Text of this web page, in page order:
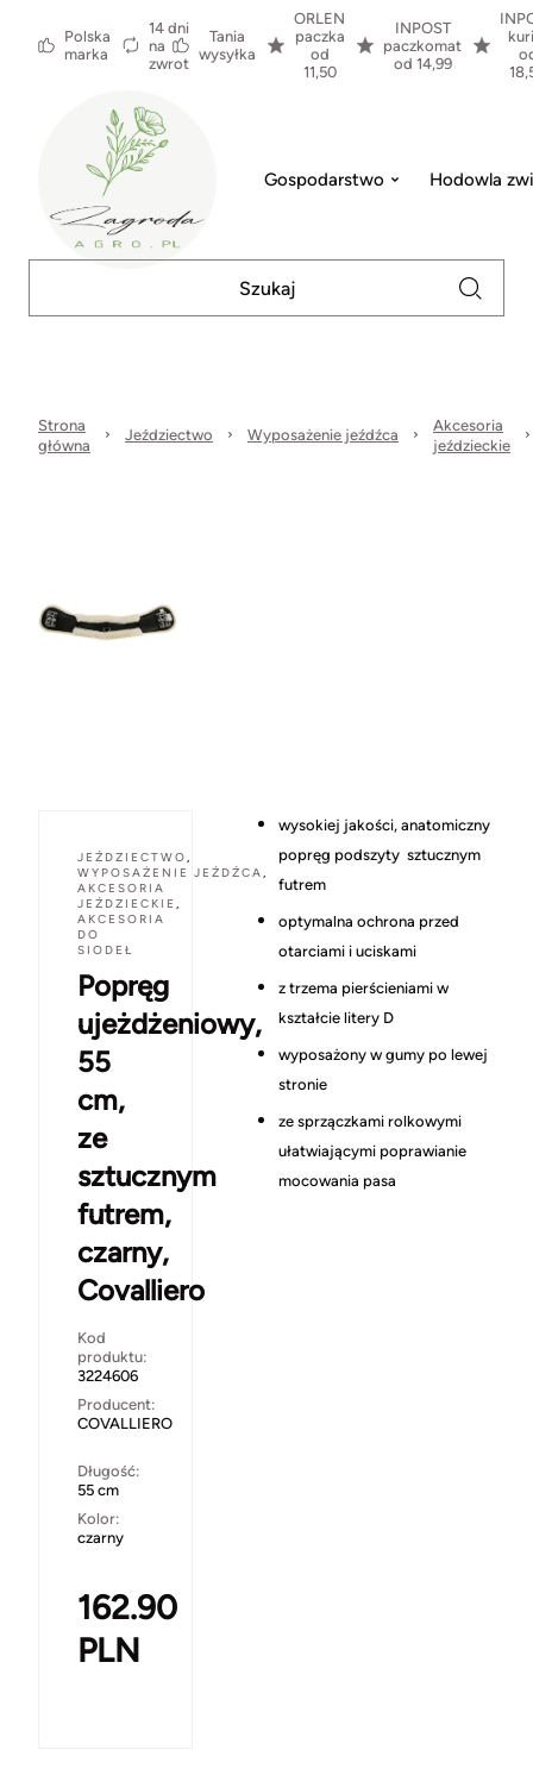
Polska
marka
14 dni
na
zwrot
Tania
wysyłka
ORLEN
paczka
od
11,50
INPOST
paczkomat
od 14,99
Gospodarstwo Hodowla
Strona
główna
Jeździectwo Wyposażenie jeźdźca
Akcesoria
jeździeckie
JEŹDZIECTWO,
WYPOSAŻENIE JEŹDŹCA,
AKCESORIA
JEŹDZIECKIE ,
AKCESORIA
DO
SIODEŁ
Popręg
ujeżdżeniowy,
55
cm,
ze
sztucznym
futrem,
czarny,
Covalliero
Kod
produktu:
3224606
Producent:
COVALLIERO
Długość:
55 cm
Kolor:
czarny
162.90
PLN
wysokiej jakości, anatomiczny
popręg podszyty sztucznym
futrem
optymalna ochrona przed
otarciami i uciskami
z trzema pierścieniami w
kształcie litery D
wyposażony w gumy po lewej
stronie
ze sprzączkami rolkowymi
ułatwiającymi poprawianie
mocowania pasa